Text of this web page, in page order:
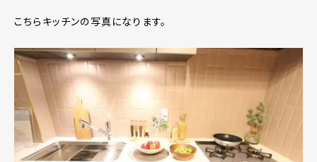
こちらキッチンの写真になります。